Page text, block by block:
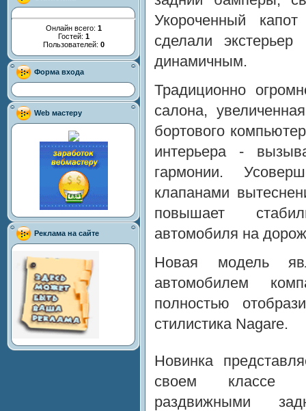
Онлайн всего: 1
Гостей: 1
Пользователей: 0
Форма входа
Web мастеру
Реклама на сайте
Укороченный
сделали
динамичным.
Традиционно
салона,
бортового
интерьера -
гармонии.
клапанами
повышает
автомобиля на
Новая модель
автомобилем
полностью
стилистика Nagare.
Новинка
своем классе
раздвижными